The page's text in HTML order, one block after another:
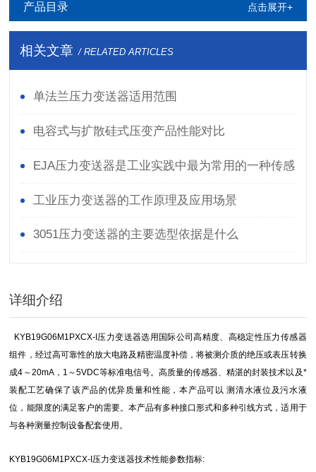
产品目录 点击展开+
相关文章 / RELATED ARTICLES
单法兰压力变送器适用范围
电容式与扩散硅式压变产品性能对比
EJA压力变送器是工业实践中最为常用的一种传感
器 工业压力变送器的工作原理及应用场景
3051压力变送器的主要选型依据是什么
详细介绍
KYB19G06M1PXCX-I压力变送器选用国际公司高精度、高稳定性压力传感器
组件，经过高可靠性的放大电路及精密温度补偿，将被测介质的绝压或表压转换
成4～20mA，1～5VDC等标准电信号。高质量的传感器、精湛的封装技术以及*
装配工艺确保了该产品的优异质量和性能，本产品可以 测清水液位及污水液
位，能限度的满足客户的需要。本产品有多种接口形式和多种引线方式，适用于
与各种测量控制设备配套使用。
KYB19G06M1PXCX-I 压力变送器技术性能参数指标: